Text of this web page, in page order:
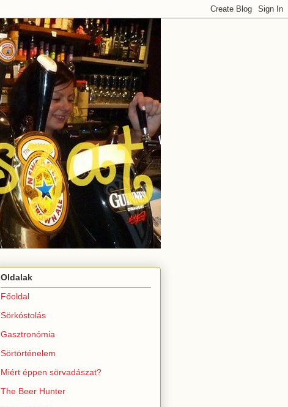
Oldalak
Főoldal
Sörkóstolás
Gasztronómia
Sörtörténelem
Miért éppen sörvadászat?
The Beer Hunter